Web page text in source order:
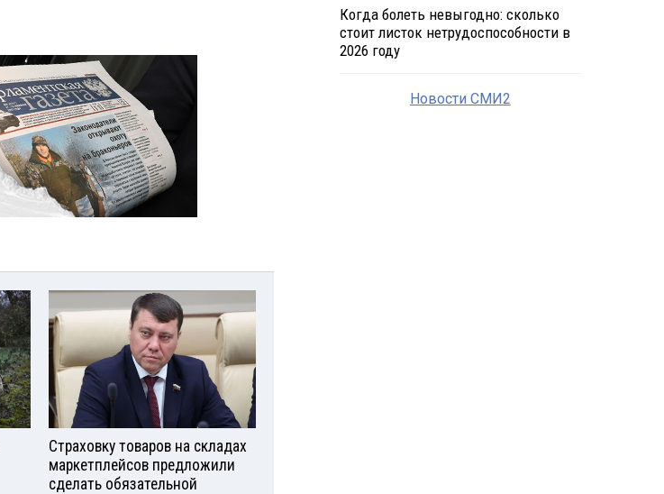
Страховку товаров на складах
маркетплейсов предложили
сделать обязательной
Когда болеть невыгодно: сколько
стоит листок нетрудоспособности в
2026 году
Новости СМИ2